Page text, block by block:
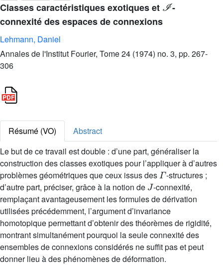
Classes caractéristiques exotiques et
-
connexité des espaces de connexions
Lehmann, Daniel
Annales de l'Institut Fourier, Tome 24 (1974) no. 3, pp. 267-
306
Résumé (VO)
Abstract
Le but de ce travail est double : d’une part, généraliser la
construction des classes exotiques pour l’appliquer à d’autres
problèmes géométriques que ceux issus des
Γ
-structures ;
d’autre part, préciser, grâce à la notion de
J
-connexité,
remplaçant avantageusement les formules de dérivation
utilisées précédemment, l’argument d’invariance
homotopique permettant d’obtenir des théorèmes de rigidité,
montrant simultanément pourquoi la seule connexité des
ensembles de connexions considérés ne suffit pas et peut
donner lieu à des phénomènes de déformation.